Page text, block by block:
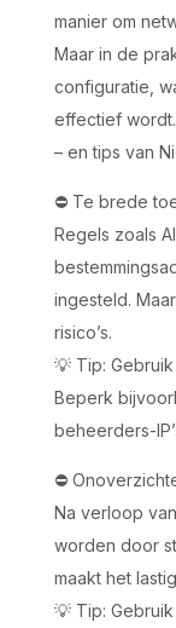
manier om
Maar in de
configuratie,
effectief
– en tips van
⛔️ Te brede
Regels zoals
ingesteld.
risico’s.
💡 Tip:
Beperk
beheerders-
⛔️
Na verloop
worden door
maakt het
💡 Tip: